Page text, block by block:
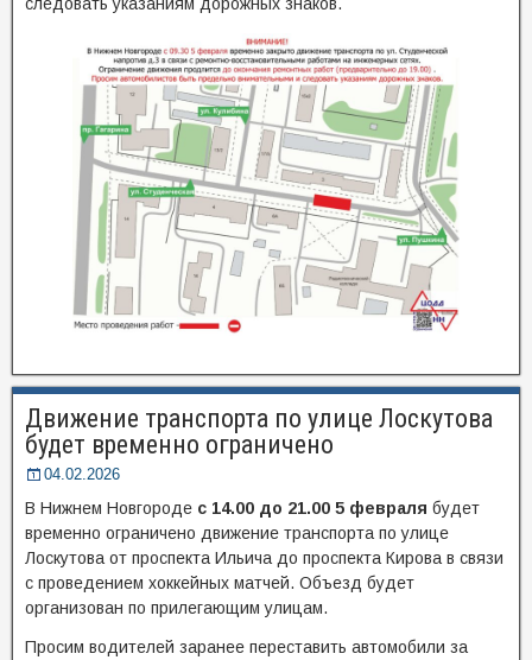
следовать указаниям дорожных знаков.
Движение транспорта по улице Лоскутова
будет временно ограничено
04.02.2026
В Нижнем Новгороде с 14.00 до 21.00 5 февраля будет
временно ограничено движение транспорта по улице
Лоскутова от проспекта Ильича до проспекта Кирова в связи
с проведением хоккейных матчей. Объезд будет
организован по прилегающим улицам.
Просим водителей заранее переставить автомобили за